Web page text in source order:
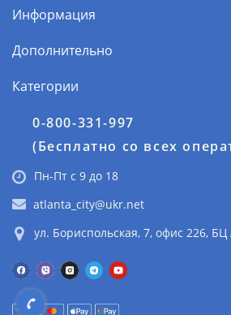
Информация
Дополнительно
Категории
0-800-331-997
(Бесплатно со всех
Пн-Пт с 9 до 18
atlanta_city@ukr.net
ул. Бориспольская, 7, офис 226,